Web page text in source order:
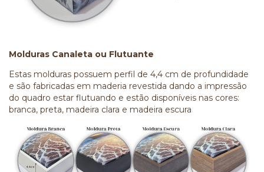
Molduras Canaleta ou Flutuante
Estas molduras possuem perfil de 4,4 cm de profundidade
e são fabricadas em maderia revestida dando a impressão
do quadro estar flutuando e estão disponíveis nas cores:
branca, preta, madeira clara e madeira escura